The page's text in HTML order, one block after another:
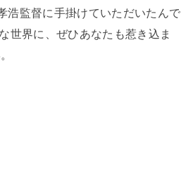
浩監督に手掛けていただいたんで
界に、ぜひあなたも惹き込ま